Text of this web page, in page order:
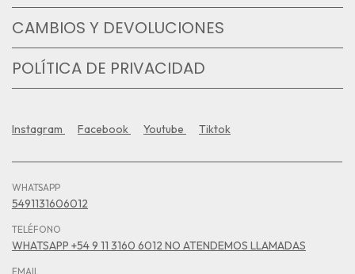
CAMBIOS Y DEVOLUCIONES
POLÍTICA DE PRIVACIDAD
Instagram Facebook Youtube Tiktok
WHATSAPP
5491131606012
TELÉFONO
WHATSAPP +54 9 11 3160 6012 NO ATENDEMOS LLAMADAS
EMAIL